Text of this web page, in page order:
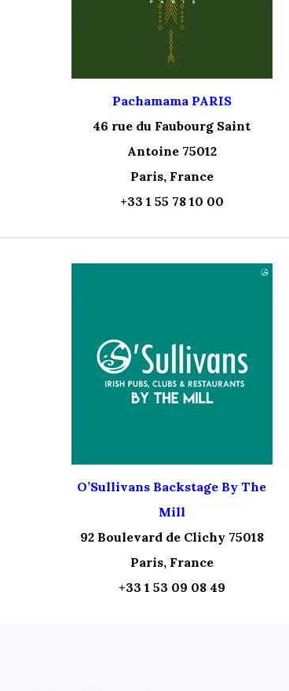
Pachamama PARIS
46 rue du Faubourg Saint
Antoine 75012
Paris, France
+33 1 55 78 10 00
O’Sullivans Backstage By The
Mill
92 Boulevard de Clichy 75018
Paris, France
+33 1 53 09 08 49